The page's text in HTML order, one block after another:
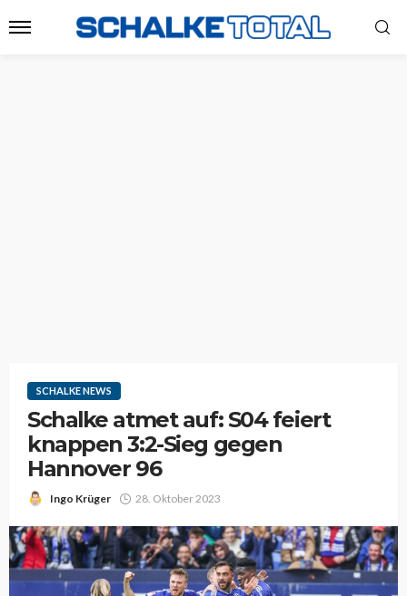
SCHALKE NEWS
Schalke atmet auf: S04 feiert
knappen 3:2-Sieg gegen
Hannover 96
Ingo Krüger 28. Oktober 2023